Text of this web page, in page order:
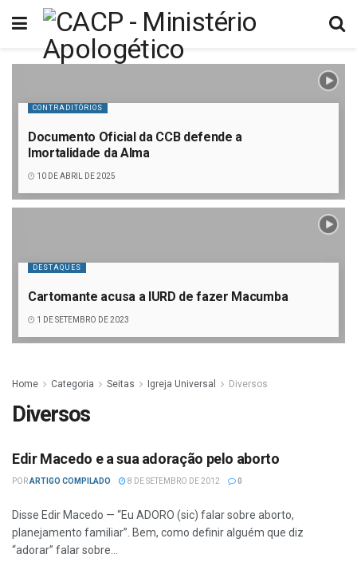
CONTRADITÓRIOS
Documento Oficial da CCB defende a
Imortalidade da Alma
10 DE ABRIL DE 2025
DESTAQUES
Cartomante acusa a IURD de fazer Macumba
1 DE SETEMBRO DE 2023
Home Categoria Seitas Igreja Universal Diversos
Diversos
Edir Macedo e a sua adoração pelo aborto
PORARTIGO COMPILADO 8 DE SETEMBRO DE 2012 0
Disse Edir Macedo — “Eu ADORO (sic) falar sobre aborto,
planejamento familiar”. Bem, como definir alguém que diz
“adorar” falar sobre...